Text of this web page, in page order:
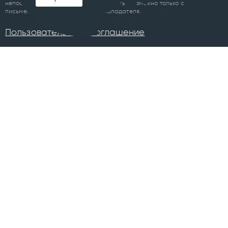
непосредственно до либо после цитаты, возможно только с
письменного разрешения правообладателя.
Пользовательское соглашение